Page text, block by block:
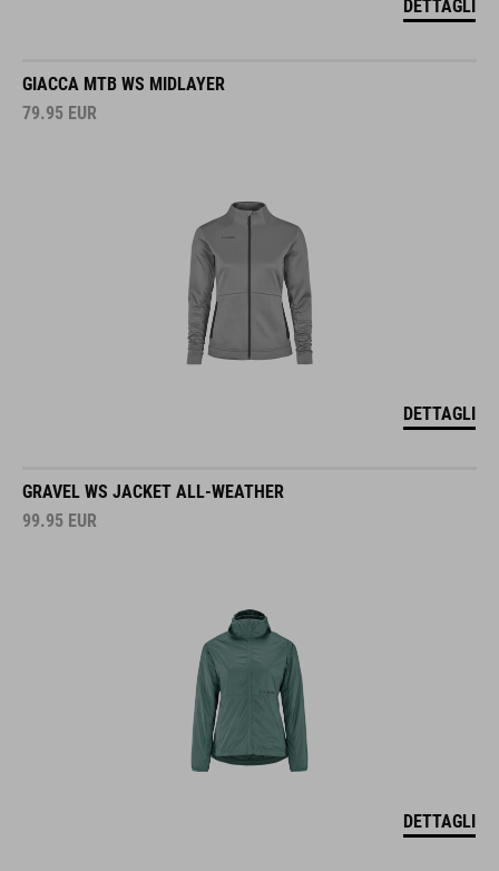
DETTAGLI
GIACCA MTB WS MIDLAYER
79.95 EUR
DETTAGLI
GRAVEL WS JACKET ALL-WEATHER
99.95 EUR
DETTAGLI